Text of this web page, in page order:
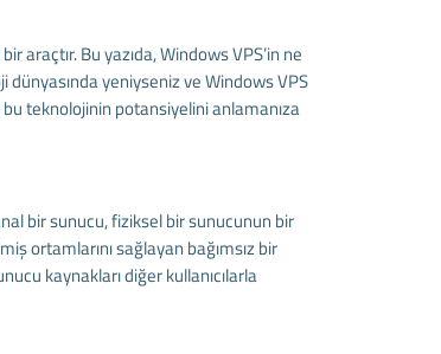
araçtır. Bu yazıda, Windows VPS’in ne
dünyasında yeniyseniz ve Windows VPS
teknolojinin potansiyelini anlamanıza
bir sunucu, fiziksel bir sunucunun bir
ortamlarını sağlayan bağımsız bir
kaynakları diğer kullanıcılarla